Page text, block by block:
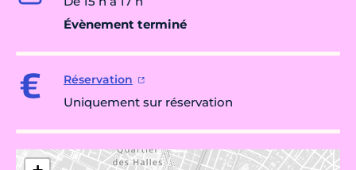
Évènement terminé
Réservation
Uniquement sur réservation